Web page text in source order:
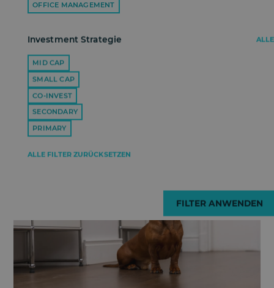
OFFICE MANAGEMENT
Investment Strategie ALLE
MID CAP
SMALL CAP
CO-INVEST
SECONDARY
PRIMARY
ALLE FILTER ZURÜCKSETZEN
André Seidel
Partner
INVESTMENT
MID CAP